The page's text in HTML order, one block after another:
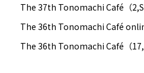
The 37th Tonomachi Café（
The 36th Tonomachi Café
The 36th Tonomachi Café（